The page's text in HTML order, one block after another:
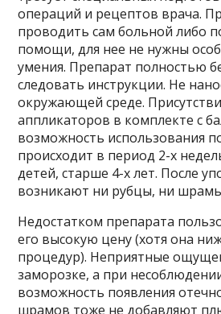
операций и рецептов врача.
проводить сам больной либо
помощи, для нее не нужны
умения. Препарат полностью
следовать инструкции. Не
окружающей среде.
аппликаторов в комплекте с
возможность использования
происходит в период 2-х
детей, старше 4-х лет. После
возникают ни рубцы, ни
Недостатком препарата
его высокую цену (хотя она
процедур). Неприятные
заморозке, а при
возможность появления
шрамов тоже не добавляют